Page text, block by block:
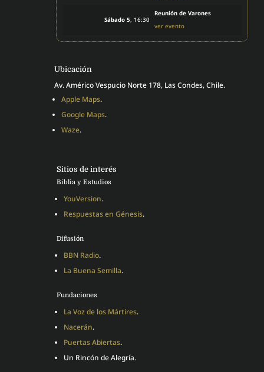
Sábado 5 , 16:30
Reunión de Varones
ver evento
Ubicación
Av. Américo Vespucio Norte 178, Las Condes, Chile.
Apple Maps.
Google Maps.
Waze.
Sitios de interés
Biblia y Estudios
YouVersion.
Respuestas en Génesis.
Difusión
BBN Radio.
La Buena Semilla.
Fundaciones
La Voz de los Mártires.
Nacerán.
Puertas Abiertas.
Un Rincón de Alegría.